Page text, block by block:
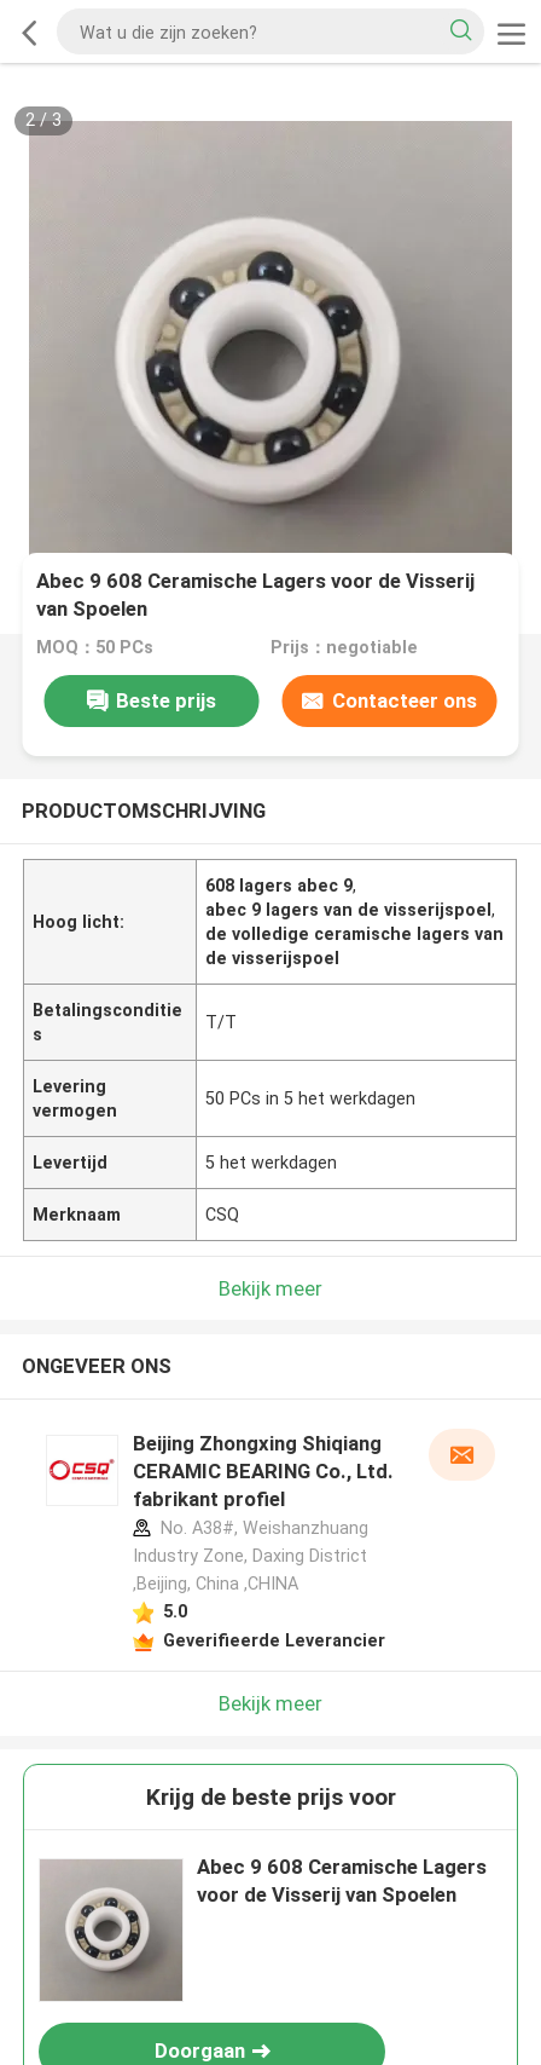
2/3
Abec 9 608 Ceramische Lagers voor de Visserij
van Spoelen
MOQ：50 PCs Prijs：negotiable
Beste prijs Contacteer ons
PRODUCTOMSCHRIJVING
Hoog licht:
608 lagers abec 9,
abec 9 lagers van de visserijspoel,
de volledige ceramische lagers van
de visserijspoel
Betalingsconditie
s
T/T
Levering
vermogen
50 PCs in 5 het werkdagen
Levertijd 5 het werkdagen
Merknaam CSQ
Bekijk meer
ONGEVEER ONS
Beijing Zhongxing Shiqiang
CERAMIC BEARING Co., Ltd.
fabrikant profiel
No. A38#, Weishanzhuang
Industry Zone, Daxing District
,Beijing, China ,CHINA
5.0
Geverifieerde Leverancier
Bekijk meer
Krijg de beste prijs voor
Abec 9 608 Ceramische Lagers
voor de Visserij van Spoelen
Doorgaan